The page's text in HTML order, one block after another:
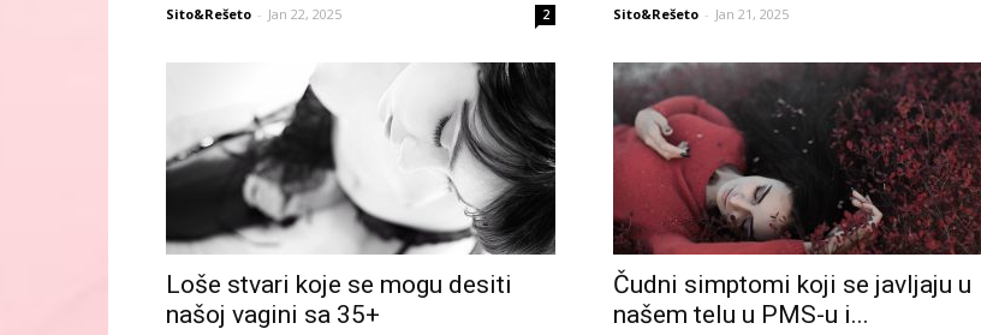
Sito&Rešeto - Jan 22, 2025 2 Sito&Rešeto - Jan 21, 2025
Loše stvari koje se mogu desiti
našoj vagini sa 35+
Čudni simptomi koji se javljaju u
našem telu u PMS-u i...